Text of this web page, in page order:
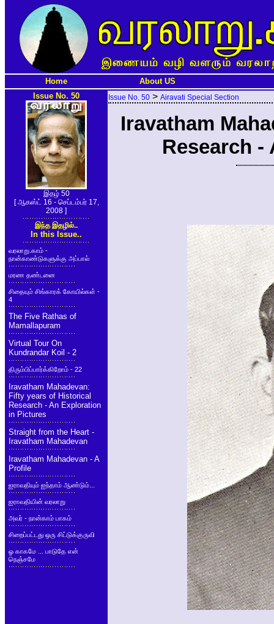
Home
About US
Issue No. 50
இதழ் 50
[ ஆகஸ்ட் 16 - செப்டம்பர் 17,
2008 ]
இந்த இதழில்..
In this Issue..
வரலாறு.காம் -
நான்காண்டுகளுக்கு அப்பால்
மரண தண்டனை
சிதையும் சிங்காரக் கோயில்கள் -
4
The Five Rathas of
Mamallapuram
Virtual Tour On
Kundrandar Koil - 2
திரும்பிப்பார்க்கிறோம் - 22
Iravatham Mahadevan:
Fifty years of Historical
Research - An Exploration
in Pictures
Straight from the Heart -
Iravatham Mahadevan
Iravatham Mahadevan - A
Profile
ஐராவதியும் ஐந்தாம் ஆண்டும்...
ஐராவதியின் வரலாறு
அவர் - நான்காம் பாகம்
சிறைப்பட்டது ஒரு சிட்டுக்குருவி
ஓ காகமே ... பாடுதே என்
நெஞ்சமே
Issue No. 50 > Airavati Special Section
Iravatham
Research